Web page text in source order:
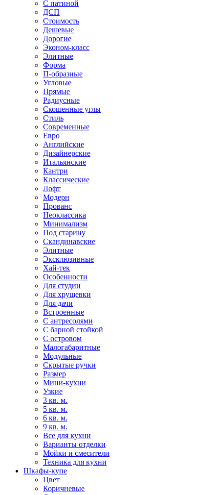
С патиной
ДСП
Стоимость
Дешевые
Дорогие
Эконом-класс
Элитные
Форма
П-образные
Угловые
Прямые
Радиусные
Скошенные углы
Стиль
Современные
Евро
Английские
Дизайнерские
Итальянские
Кантри
Классические
Лофт
Модерн
Прованс
Неоклассика
Минимализм
Под старину
Скандинавские
Элитные
Эксклюзивные
Хай-тек
Особенности
Для студии
Для хрущевки
Для дачи
Встроенные
С антресолями
С барной стойкой
С островом
Малогабаритные
Модульные
Скрытые ручки
Размер
Мини-кухни
Узкие
3 кв. м.
5 кв. м.
6 кв. м.
9 кв. м.
Все для кухни
Варианты отделки
Мойки и смесители
Техника для кухни
Шкафы-купе
Цвет
Коричневые